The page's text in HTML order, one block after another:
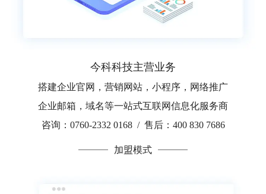
今科科技主营业务
搭建企业官网，营销网站，小程序，网络推广
企业邮箱，域名等一站式互联网信息化服务商
咨询：0760-2332 0168 / 售后：400 830 7686
加盟模式